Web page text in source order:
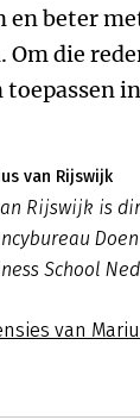
en beter
Om die
van Rijswijk
Rijswijk is
School
van